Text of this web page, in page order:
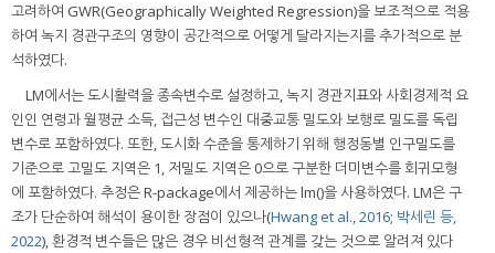
고려하여 GWR(Geographically Weighted Regression)을 보조적으로 적용
하여 녹지 경관구조의 영향이 공간적으로 어떻게 달라지는지를 추가적으로 분
석하였다.
LM에서는 도시활력을 종속변수로 설정하고, 녹지 경관지표와 사회경제적 요
인인 연령과 월평균 소득, 접근성 변수인 대중교통 밀도와 보행로 밀도를 독립
변수로 포함하였다. 또한, 도시화 수준을 통제하기 위해 행정동별 인구밀도를
기준으로 고밀도 지역은 1, 저밀도 지역은 0으로 구분한 더미변수를 회귀모형
에 포함하였다. 추정은 R-package에서 제공하는 lm()을 사용하였다. LM은 구
조가 단순하여 해석이 용이한 장점이 있으나(Hwang et al., 2016; 박세린 등,
2022), 환경적 변수들은 많은 경우 비선형적 관계를 갖는 것으로 알려져 있다